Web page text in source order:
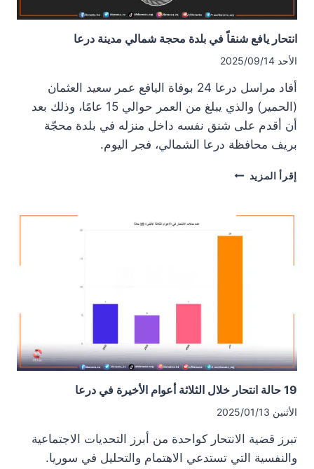
انتحار يافع شنقاً في بلدة محجة شمالي مدينة درعا
الأحد 2025/09/14
أفاد مراسل درعا 24 بوفاة اليافع عمر سعيد العثمان
(الحمير) والذي يبلغ من العمر حوالي 15 عامًا، وذلك بعد
أن أقدم على شنق نفسه داخل منزله في بلدة محجّة
بريف محافظة درعا الشمالي، فجر اليوم.
إقرأ المزيد انتحار
في
19 حالة انتحار خلال الثلاثة أعوام الأخيرة في درعا
الأثنين 2025/01/13
تبرز قضية الانتحار كواحدة من أبرز التحديات الاجتماعية
والنفسية التي تستدعي الاهتمام والتحليل في سوريا.